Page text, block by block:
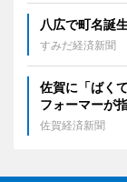
八広で町名誕
すみだ経済新聞
佐賀に「ばく
フォーマーが
佐賀経済新聞